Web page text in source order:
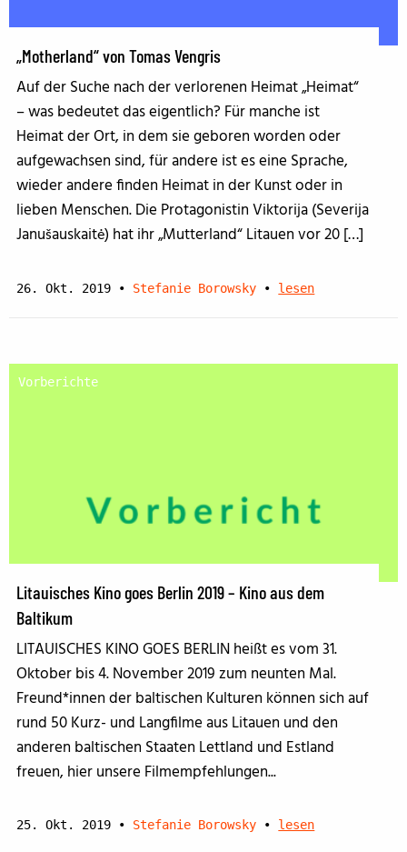
„Motherland“ von Tomas Vengris
Auf der Suche nach der verlorenen Heimat „Heimat“
– was bedeutet das eigentlich? Für manche ist
Heimat der Ort, in dem sie geboren worden oder
aufgewachsen sind, für andere ist es eine Sprache,
wieder andere finden Heimat in der Kunst oder in
lieben Menschen. Die Protagonistin Viktorija (Severija
Janušauskaitė) hat ihr „Mutterland“ Litauen vor 20 […]
26. Okt. 2019 • Stefanie Borowsky • lesen
Vorberichte
Litauisches Kino goes Berlin 2019 – Kino aus dem
Baltikum
LITAUISCHES KINO GOES BERLIN heißt es vom 31.
Oktober bis 4. November 2019 zum neunten Mal.
Freund*innen der baltischen Kulturen können sich auf
rund 50 Kurz- und Langfilme aus Litauen und den
anderen baltischen Staaten Lettland und Estland
freuen, hier unsere Filmempfehlungen...
25. Okt. 2019 • Stefanie Borowsky • lesen